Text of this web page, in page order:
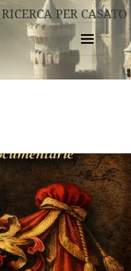
RICERCA PER CASATO
MENU
E